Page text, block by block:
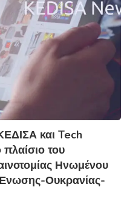
και Tech
του
Ηνωμένου
Ουκρανίας-